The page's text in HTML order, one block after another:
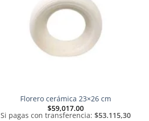
Florero cerámica 23×26 cm
$59,017.00
Si pagas con transferencia: $53.115,30